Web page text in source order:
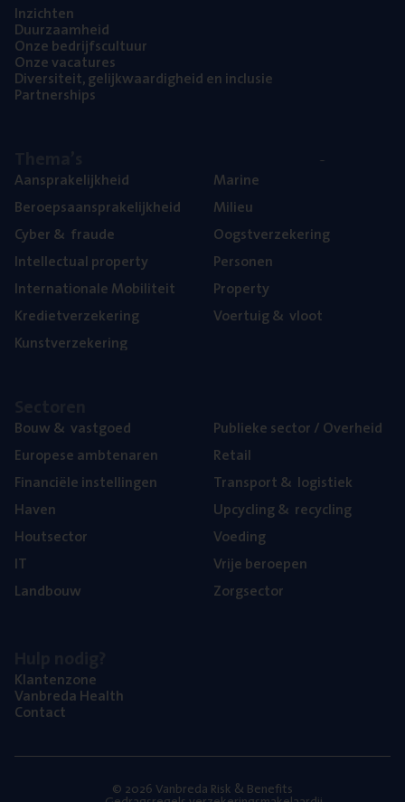
Inzich­ten
Duur­zaam­heid
Onze bedrijfs­cul­tuur
Onze vaca­tu­res
Diver­si­teit, gelijk­waar­dig­heid en inclusie
Part­ner­ships
Aan­spra­ke­lijk­heid
Beroeps­aan­spra­ke­lijk­heid
Cyber& fraude
Intel­lec­tu­al property
Inter­na­ti­o­na­le Mobiliteit
Kre­diet­ver­ze­ke­ring
Kunst­ver­ze­ke­ring
Mari­ne
Mili­eu
Oogst­ver­ze­ke­ring
Per­so­nen
Pro­per­ty
Voer­tuig& vloot
Bouw& vastgoed
Euro­pe­se ambtenaren
Finan­ci­ë­le instellingen
Haven
Hout­sec­tor
IT
Land­bouw
Publie­ke sec­tor / Overheid
Retail
Trans­port& logistiek
Upcy­cling& recycling
Voe­ding
Vrije beroe­pen
Zorg­sec­tor
Klan­ten­zo­ne
Van­b­re­da Health
Con­tact
© 2026 Vanbreda Risk & Benefits